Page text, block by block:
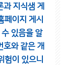
과 지식샘 게
페이지 게시
있음을 알
호와 같은 개
험이 있으니